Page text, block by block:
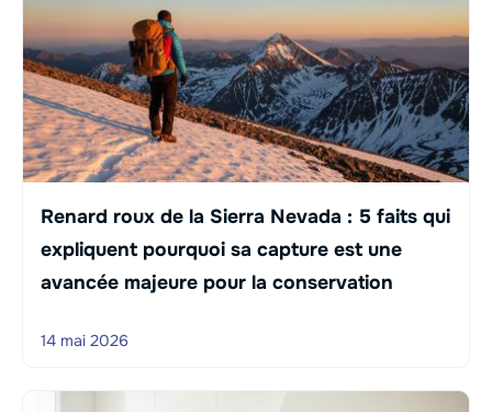
Renard roux de la Sierra Nevada : 5 faits qui
expliquent pourquoi sa capture est une
avancée majeure pour la conservation
14 mai 2026